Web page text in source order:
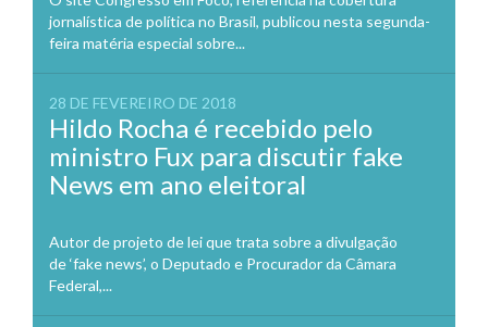
jornalística de política no Brasil, publicou nesta segunda-
feira matéria especial sobre...
28 DE FEVEREIRO DE 2018
Hildo Rocha é recebido pelo
ministro Fux para discutir fake
News em ano eleitoral
Autor de projeto de lei que trata sobre a divulgação
de ‘fake news’, o Deputado e Procurador da Câmara
Federal,...